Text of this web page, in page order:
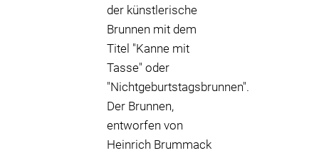
der künstlerische
Brunnen mit dem
Titel "Kanne mit
Tasse" oder
"Nichtgeburtstagsbrunnen".
Der Brunnen,
entworfen von
Heinrich Brummack